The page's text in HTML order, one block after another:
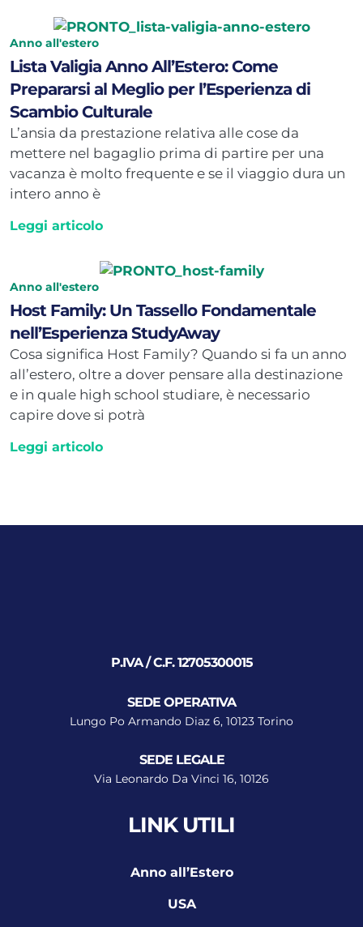
Anno all'estero
Lista Valigia Anno All’Estero: Come
Prepararsi al Meglio per l’Esperienza di
Scambio Culturale
L’ansia da prestazione relativa alle cose da
mettere nel bagaglio prima di partire per una
vacanza è molto frequente e se il viaggio dura un
intero anno è
Leggi articolo
Anno all'estero
Host Family: Un Tassello Fondamentale
nell’Esperienza StudyAway
Cosa significa Host Family? Quando si fa un anno
all’estero, oltre a dover pensare alla destinazione
e in quale high school studiare, è necessario
capire dove si potrà
Leggi articolo
P.IVA / C.F. 12705300015
SEDE OPERATIVA
Lungo Po Armando Diaz 6, 10123 Torino
SEDE LEGALE
Via Leonardo Da Vinci 16, 10126
LINK UTILI
Anno all’Estero
USA